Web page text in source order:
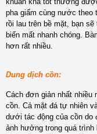
pha giấm cùng nước theo
rồi lau trên bề mặt, bạn
biến mất nhanh chóng.
hơn rất nhiều.
Dung dịch cồn:
Cách đơn giản nhất
cồn. Cả mặt đá tự nhiên
dưới tác động của cồn do
ảnh hưởng trong quá trình